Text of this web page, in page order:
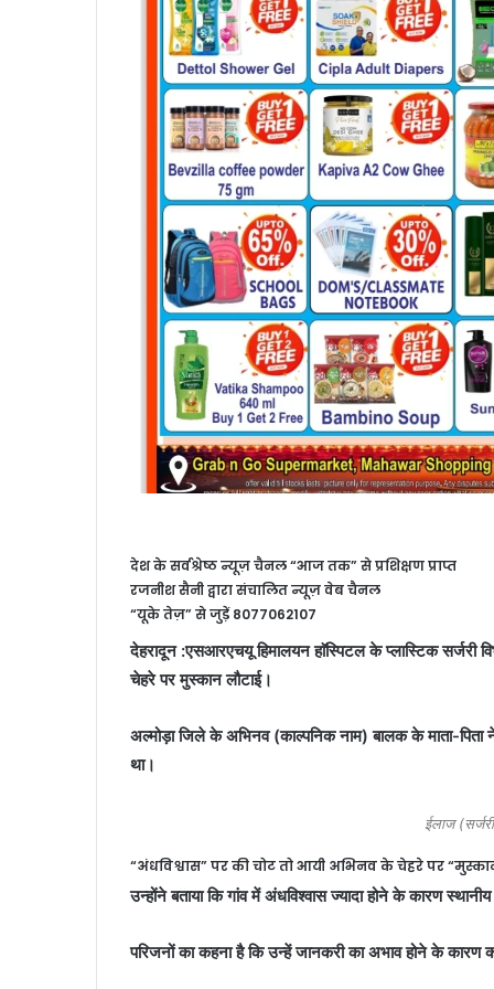
देश के सर्वश्रेष्ठ न्यूज़ चैनल “आज तक” से प्रशिक्षण प्राप्त
रजनीश सैनी द्वारा संचालित न्यूज़ वेब चैनल
“यूके तेज़” से जुड़ें 8077062107
देहरादून :एसआरएचयू हिमालयन हाॅस्पिटल के प्लास्टिक सर्जरी
चेहरे पर मुस्कान लौटाई।
अल्मोड़ा जिले के अभिनव (काल्पनिक नाम) बालक के माता-पिता
था।
ईलाज
“अंधविश्वास” पर की चोट तो आयी अभिनव के चेहरे पर
उन्होंने बताया कि गांव में अंधविश्वास ज्यादा होने के कारण
परिजनों का कहना है कि उन्हें जानकरी का अभाव होने के कारण